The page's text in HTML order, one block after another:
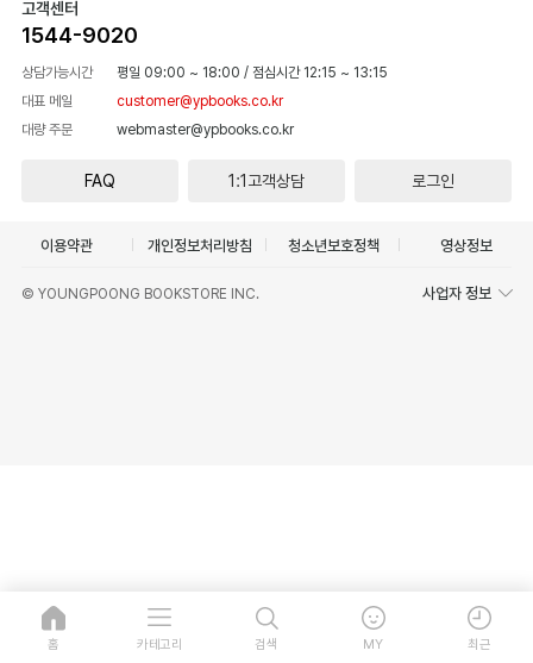
고객센터
1544-9020
상담가능시간 평일 09:00 ~ 18:00 / 점심시간 12:15 ~ 13:15
대표 메일
customer@ypbooks.co.kr
대량 주문
webmaster@ypbooks.co.kr
FAQ 1:1고객상담 로그인
이용약관 개인정보처리방침 청소년보호정책 영상정보
© YOUNGPOONG BOOKSTORE INC. 사업자 정보
홈 카테고리 검색 MY 최근